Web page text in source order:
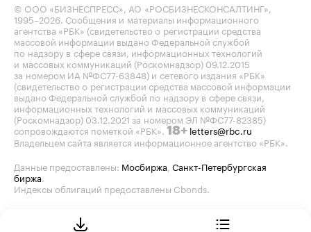
© ООО «БИЗНЕСПРЕСС», АО «РОСБИЗНЕСКОНСАЛТИНГ»,
1995–2026. Сообщения и материалы информационного
агентства «РБК» (свидетельство о регистрации средства
массовой информации выдано Федеральной службой
по надзору в сфере связи, информационных технологий
и массовых коммуникаций (Роскомнадзор) 09.12.2015
за номером ИА №ФС77-63848) и сетевого издания «РБК»
(свидетельство о регистрации средства массовой информации
выдано Федеральной службой по надзору в сфере связи,
информационных технологий и массовых коммуникаций
(Роскомнадзор) 03.12.2021 за номером ЭЛ №ФС77-82385)
сопровождаются пометкой «РБК». 18+ letters@rbc.ru
Владельцем сайта является информационное агентство «РБК».
Данные предоставлены: Мосбиржа, Санкт-Петербургская
биржа.
Индексы облигаций предоставлены Cbonds.